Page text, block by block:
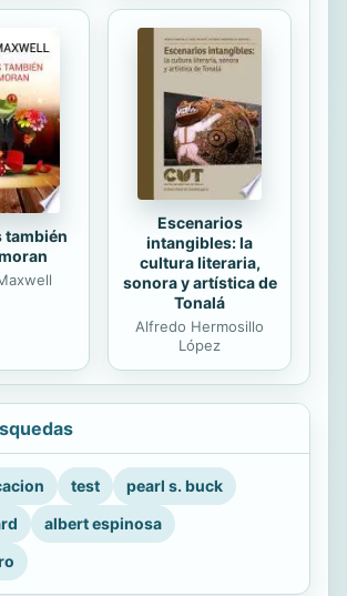
también
Escenarios
intangibles: la
cultura literaria,
sonora y artística de
Tonalá
Alfredo Hermosillo
López
test
pearl s. buck
albert espinosa